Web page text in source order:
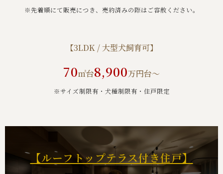
※先着順にて販売につき、売約済みの際はご容赦ください。
【3LDK / 大型犬飼育可】
70㎡台8,900万円台～
※サイズ制限有・犬種制限有・住⼾限定
【ルーフトップテラス付き住戸】